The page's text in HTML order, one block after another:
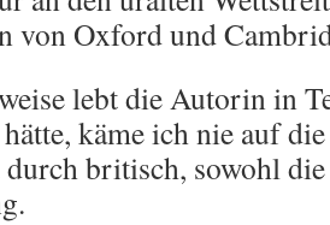
von Oxford und
lebt die Autorin in
käme ich nie auf
britisch, sowohl